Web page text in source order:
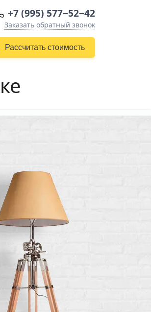
+7 (995) 577−52−42
Заказать обратный звонок
Рассчитать стоимость